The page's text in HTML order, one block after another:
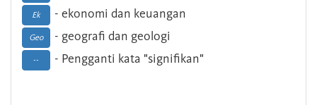
Ek - ekonomi dan keuangan
Geo - geografi dan geologi
-- - Pengganti kata "signifikan"